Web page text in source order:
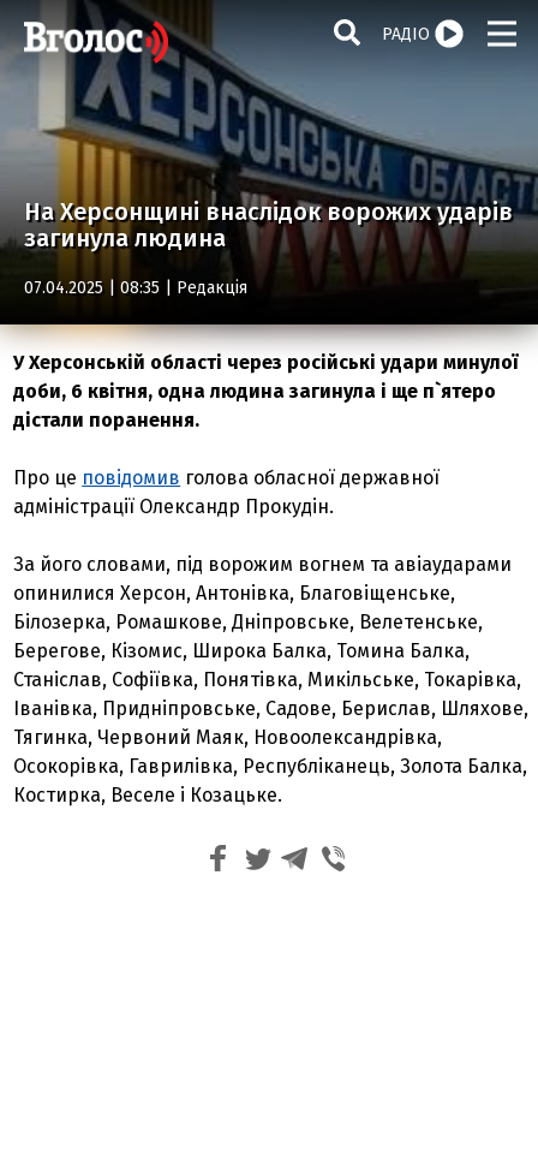
РАДІО
На Херсонщині внаслідок ворожих ударів
загинула людина
07.04.2025 | 08:35 | Редакція
У Херсонській області через російські удари минулої
доби, 6 квітня, одна людина загинула і ще п`ятеро
дістали поранення.
Про це повідомив голова обласної державної
адміністрації Олександр Прокудін.
За його словами, під ворожим вогнем та авіаударами
опинилися Херсон, Антонівка, Благовіщенське,
Білозерка, Ромашкове, Дніпровське, Велетенське,
Берегове, Кізомис, Широка Балка, Томина Балка,
Станіслав, Софіївка, Понятівка, Микільське, Токарівка,
Іванівка, Придніпровське, Садове, Берислав, Шляхове,
Тягинка, Червоний Маяк, Новоолександрівка,
Осокорівка, Гаврилівка, Республіканець, Золота Балка,
Костирка, Веселе і Козацьке.